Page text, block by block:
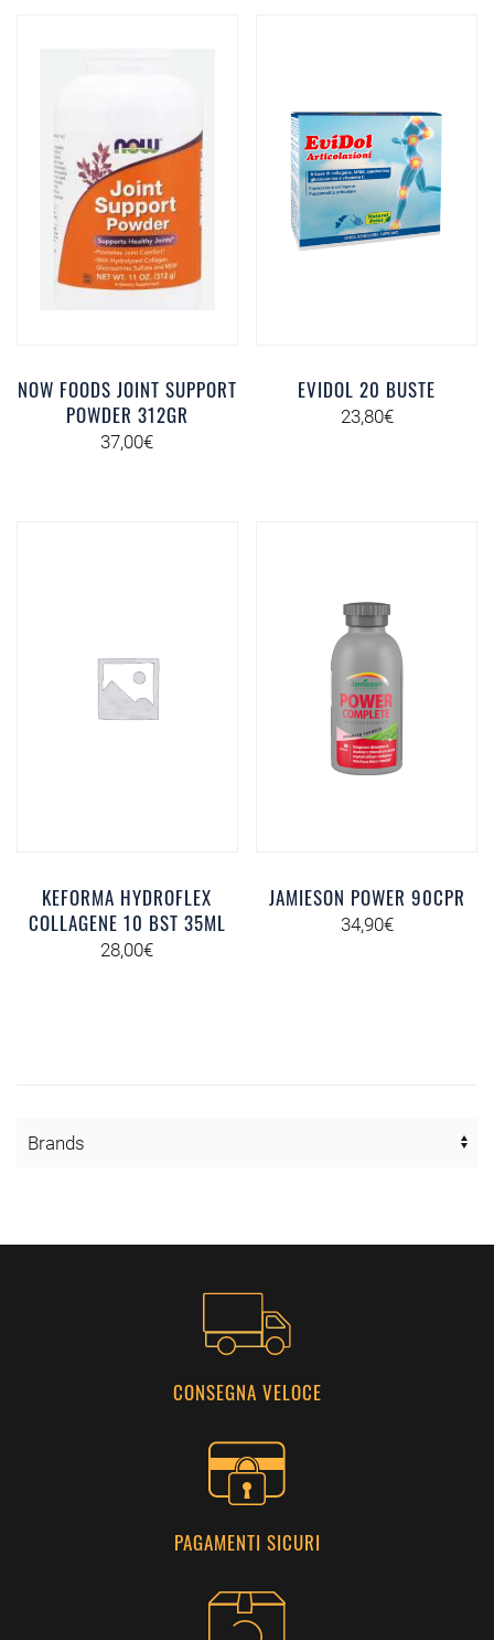
NOW FOODS JOINT SUPPORT
POWDER 312GR
37,00€
EVIDOL 20 BUSTE
23,80€
KEFORMA HYDROFLEX
COLLAGENE 10 BST 35ML
28,00€
JAMIESON POWER 90CPR
34,90€
CONSEGNA VELOCE
PAGAMENTI SICURI